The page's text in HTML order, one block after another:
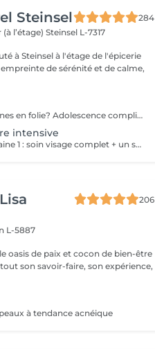
Steinsel
284
(à l’étage)Steinsel L-7317
à Steinsel à l'étage de l'épicerie
de sérénité et de calme,
Poussée momentanée? Hormones en folie? Adolescence compliquée? Ce soin est pour vous. Le soin visage complet comprend un nettoyage en profondeur de la peau avec vapeur et extraction des comédons, un léger massage suivi de 20' de traitement. LED et un masque apaisant ou purifiant. Le soin flash est conseillé en entretien suite à un soin complet, entre 2 soins par exemple ou si acné plus tenace. Il comprend un nettoyage du visage, un léger massage et le traitement LED 20'. Pourquoi la LED? La puissance de la lumière LED bleue agit rapidement et efficacement pour éliminer l'acné, les imperfections et l'inflammation existantes, sans dessécher la peau. Elle régule également la production de sébum pour prévenir de futures éruptions cutanées, laissant votre peau claire, saine et lisse.
intensive
Protocole sur 4 semaines : Semaine 1 : soin visage complet + un soin flash (espacé de 2 jours minimum) Semaine 2 / 3 et 4 : 2 soins flash (espacé de 2 jours minimum) Descriptif complet : voir "Soin traitement acné"
206
L-5887
oasis de paix et cocon de bien-être
son savoir-faire, son expérience,
à tendance acnéique